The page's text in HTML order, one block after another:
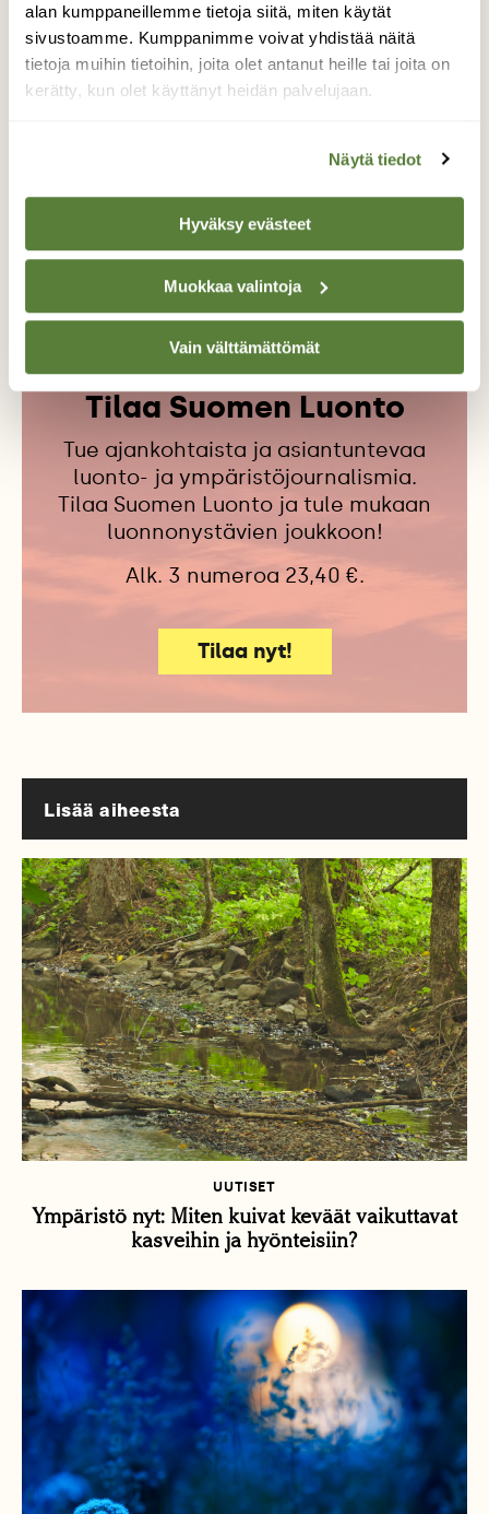
alan kumppaneillemme tietoja siitä, miten käytät
sivustoamme. Kumppanimme voivat yhdistää näitä
tietoja muihin tietoihin, joita olet antanut heille tai joita on
kerätty, kun olet käyttänyt heidän palvelujaan.
Näytä tiedot
Hyväksy evästeet
Muokkaa valintoja
Vain välttämättömät
Teksti
Johanna Mehtola
Suomen Luonnon toimittaja kirjoittaa retkijuttuja
antaa lisäksi virikkeitä moneen menoon.
KASVIT KELTAMATARA
MATARAT
VIIKON LAJI
Tilaa Suomen Luonto
Tue ajankohtaista ja asiantuntevaa
luonto- ja ympäristöjournalismia.
Tilaa Suomen Luonto ja tule mukaan
luonnonystävien joukkoon!
Alk. 3 numeroa 23,40 €.
Tilaa nyt!
Lisää aiheesta
UUTISET
Ympäristö nyt: Miten kuivat keväät vaikuttavat
kasveihin ja hyönteisiin?